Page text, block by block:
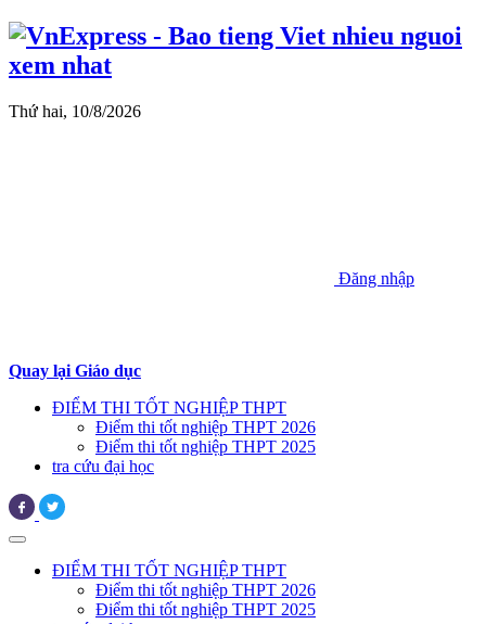
Thứ hai, 10/8/2026
Đăng nhập
Quay lại Giáo dục
ĐIỂM THI TỐT NGHIỆP THPT
Điểm thi tốt nghiệp THPT 2026
Điểm thi tốt nghiệp THPT 2025
tra cứu đại học
ĐIỂM THI TỐT NGHIỆP THPT
Điểm thi tốt nghiệp THPT 2026
Điểm thi tốt nghiệp THPT 2025